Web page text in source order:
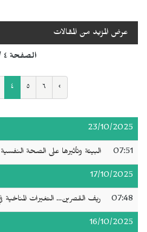
عرض المزيد من المقالات
الصفحة ٤ / ٣٢
٤ ٥ ٦ ›
23/10/2025
07:51 البيئة وتأثيرها على الصحة
17/10/2025
07:48 ريف القصرين... التغيرات المناخية
16/10/2025